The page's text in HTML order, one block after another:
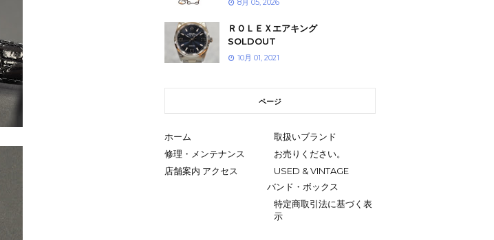
8月 05, 2026
ＲＯＬＥＸエアキング
SOLDOUT
10月 01, 2021
ページ
ホーム
取扱いブランド
修理・メンテナンス
お売りください。
店舗案内 アクセス
USED & VINTAGE
バンド・ボックス
特定商取引法に基づく表
示